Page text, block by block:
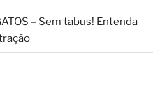
– Sem tabus! Entenda